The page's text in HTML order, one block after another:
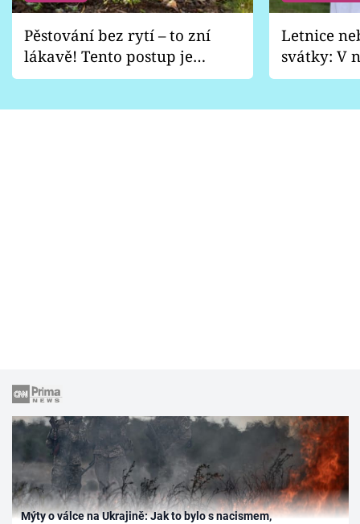
Pěstování bez rytí – to zní
lákavě! Tento postup je
vhodný jen pro některé
Letnice
svátky: V
pondělí
Mýty o válce na Ukrajině: Jak to bylo s nacismem,